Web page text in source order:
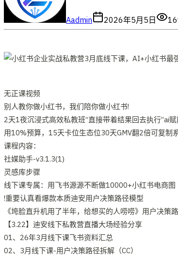
Aadmin 2026年5月5日
无正课视频
别人教你做小红书，我们陪你做小红书!
2天1夜沉浸式高效私教班“直接带着结果回去执行”ai
用10%预算，15天卡位生态位30天GMV翻2倍可复制
课程内容：
社媒助手-v3.1.3(1)
灵感库步骤
线下课专属：用飞书源源不断做10000+小红书电商图
!重要认真看爆款本质迪安用户决策路径模型
《垮脸直升机用了半年，给想买的人唠唠》用户决策
【3.22】迪安线下私教营直播大场经验分享
01、26年3月线下课飞书资料汇总
02、3月线下课-用户决策路径拆解（CC）